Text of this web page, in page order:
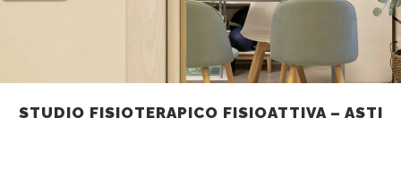
STUDIO FISIOTERAPICO FISIOATTIVA – ASTI